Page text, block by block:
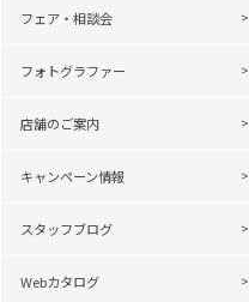
フェア・相談会
フォトグラファー
店舗のご案内
キャンペーン情報
スタッフブログ
Webカタログ